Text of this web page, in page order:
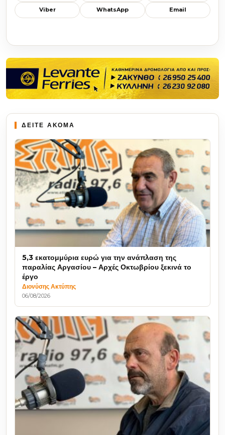
Viber WhatsApp Email
ΔΕΙΤΕ ΑΚΟΜΑ
5,3 εκατομμύρια ευρώ για την ανάπλαση της
παραλίας Αργασίου – Αρχές Οκτωβρίου ξεκινά το
έργο
Διονύσης Ακτύπης
06/08/2026